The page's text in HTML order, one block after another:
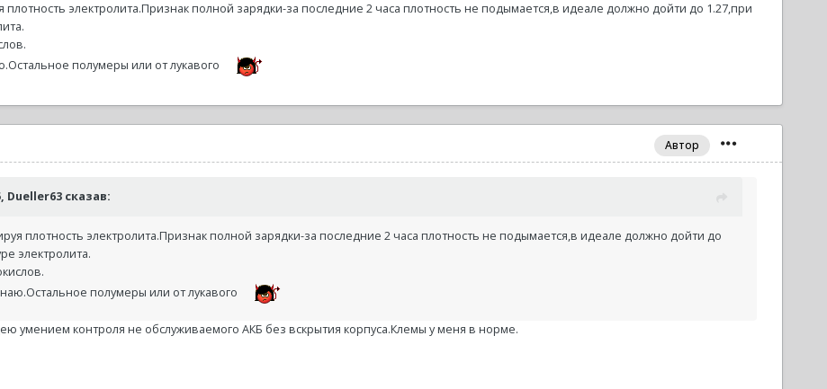
плотность электролита.Признак полной зарядки-за последние 2 часа плотность не подымается,в идеале должно дойти до 1.27,при
полумеры или от лукавого
Автор
Dueller63 сказав:
плотность электролита.Признак полной зарядки-за последние 2 часа плотность не подымается,в идеале должно дойти до
электролита.
полумеры или от лукавого
умением контроля не обслуживаемого АКБ без вскрытия корпуса.Клемы у меня в норме.